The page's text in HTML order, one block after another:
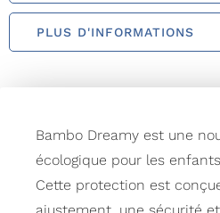
PLUS D'INFORMATIONS
Bambo Dreamy est une
écologique pour les
Cette protection est